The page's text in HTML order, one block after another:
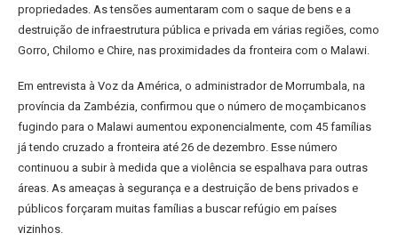
propriedades. As tensões aumentaram com o saque de bens e a
destruição de infraestrutura pública e privada em várias regiões, como
Gorro, Chilomo e Chire, nas proximidades da fronteira com o Malawi.
Em entrevista à Voz da América, o administrador de Morrumbala, na
província da Zambézia, confirmou que o número de moçambicanos
fugindo para o Malawi aumentou exponencialmente, com 45 famílias
já tendo cruzado a fronteira até 26 de dezembro. Esse número
continuou a subir à medida que a violência se espalhava para outras
áreas. As ameaças à segurança e a destruição de bens privados e
públicos forçaram muitas famílias a buscar refúgio em países
vizinhos.